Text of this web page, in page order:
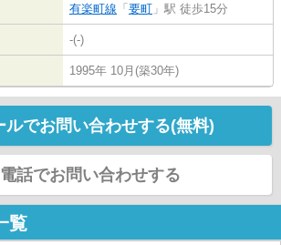
有楽町線 「 要町 」駅 徒歩15分
-(-)
1995年 10月(築30年)
ルでお問い合わせする(無料)
電話でお問い合わせする
覧